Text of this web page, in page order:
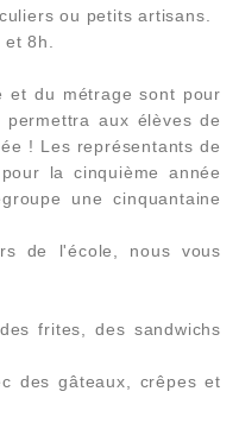
ou petits artisans.
8h.
et du métrage sont pour
aux élèves de
! Les représentants de
la cinquième année
une cinquantaine
de l'école, nous vous
frites, des sandwichs
des gâteaux, crêpes et